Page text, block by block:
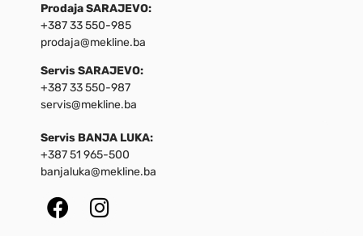
Prodaja SARAJEVO:
+387 33 550-985
prodaja@mekline.ba
Servis SARAJEVO:
+387 33 550-987
servis@mekline.ba
Servis BANJA LUKA:
+387 51 965-500
banjaluka@mekline.ba